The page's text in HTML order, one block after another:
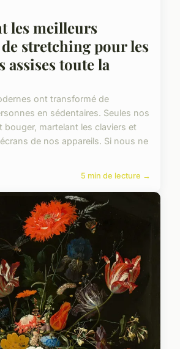
les meilleurs
stretching pour les
assises toute la
ont transformé de
en sédentaires. Seules nos
bouger, martelant les claviers et
de nos appareils. Si nous ne
5 min de lecture →